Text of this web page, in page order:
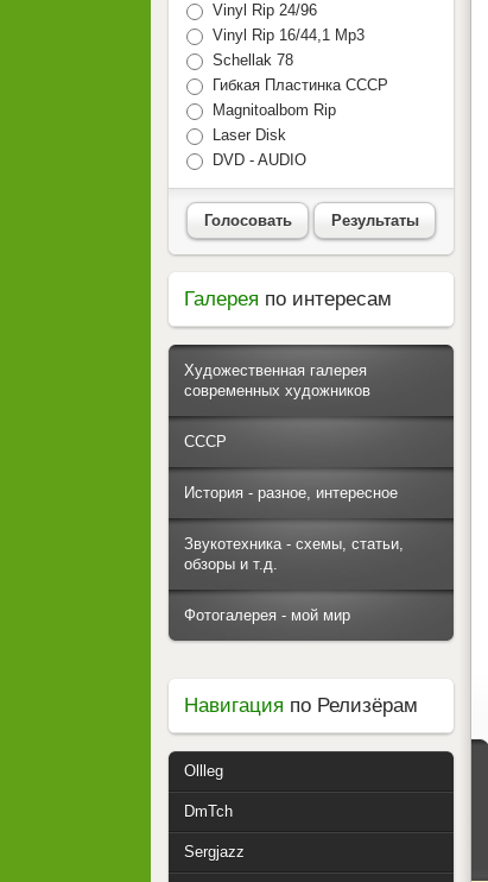
Vinyl Rip 24/96
Vinyl Rip 16/44,1 Mp3
Schellak 78
Гибкая Пластинка СССР
Magnitoalbom Rip
Laser Disk
DVD - AUDIO
Голосовать Результаты
Галерея по интересам
Художественная галерея
современных художников
СССР
История - разное, интересное
Звукотехника - схемы, статьи,
обзоры и т.д.
Фотогалерея - мой мир
Навигация по Релизёрам
Ollleg
DmTch
Sergjazz